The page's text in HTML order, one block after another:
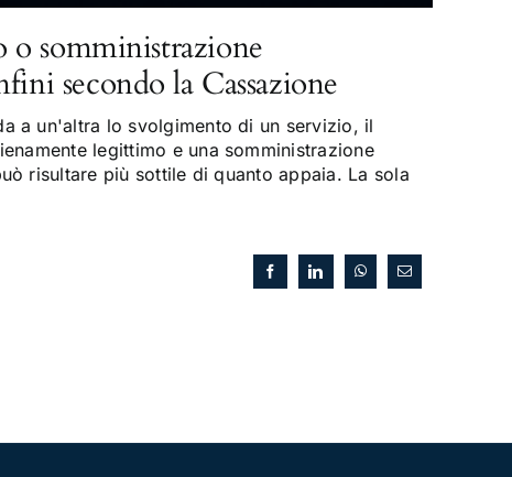
somministrazione
secondo la Cassazione
a un'altra lo svolgimento di un servizio, il
legittimo e una somministrazione
risultare più sottile di quanto appaia. La sola